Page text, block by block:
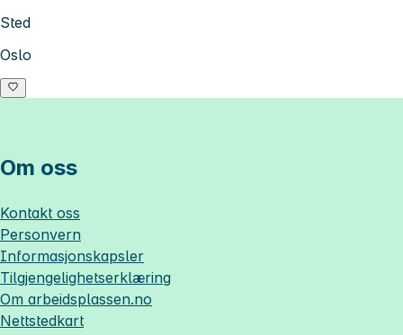
Sted
Oslo
Om oss
Kontakt oss
Personvern
Informasjonskapsler
Tilgjengelighetserklæring
Om arbeidsplassen.no
Nettstedkart